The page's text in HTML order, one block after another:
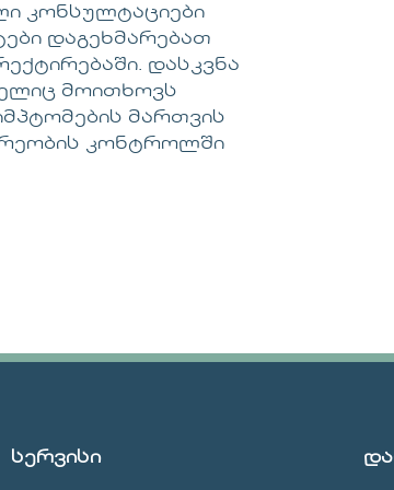
კონსულტაციები
დაგეხმარებათ
დასკვნა
მოითხოვს
მართვის
კონტროლში
სერვისი